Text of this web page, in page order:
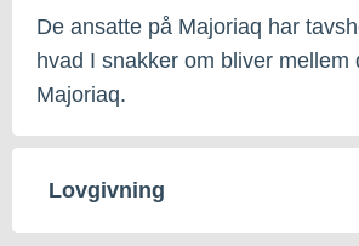
De ansatte på Majoriaq har
hvad I snakker om bliver mellem
Majoriaq.
Lovgivning